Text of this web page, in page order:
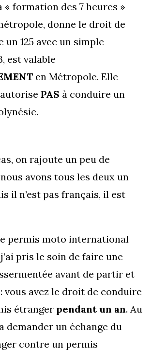
« formation des 7 heures »
donne le droit de
un 125 avec un simple
est valable
en Métropole. Elle
PAS à conduire un
on rajoute un peu de
avons tous les deux un
il n’est pas français, il est
permis moto international
pris le soin de faire une
avant de partir et
vous avez le droit de conduire
étranger pendant un an. Au
demander un échange du
contre un permis